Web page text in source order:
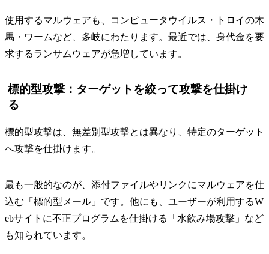
使用するマルウェアも、コンピュータウイルス・トロイの木
馬・ワームなど、多岐にわたります。最近では、身代金を要
求するランサムウェアが急増しています。
標的型攻撃：ターゲットを絞って攻撃を仕掛け
る
標的型攻撃は、無差別型攻撃とは異なり、特定のターゲット
へ攻撃を仕掛けます。
最も一般的なのが、添付ファイルやリンクにマルウェアを仕
込む「標的型メール」です。他にも、ユーザーが利用するW
ebサイトに不正プログラムを仕掛ける「水飲み場攻撃」など
も知られています。